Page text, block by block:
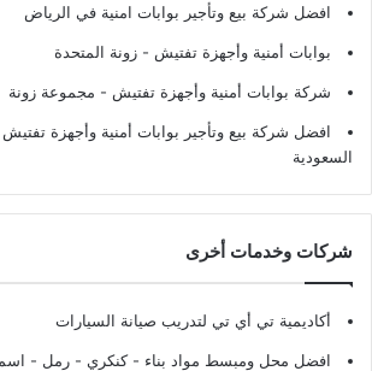
افضل شركة بيع وتأجير بوابات امنية في الرياض
بوابات أمنية وأجهزة تفتيش - زونة المتحدة
شركة بوابات أمنية وأجهزة تفتيش - مجموعة زونة
افضل شركة بيع وتأجير بوابات أمنية وأجهزة
السعودية
شركات وخدمات أخرى
أكاديمية تي أي تي لتدريب صيانة السيارات
افضل محل ومبسط مواد بناء - كنكري - رمل -